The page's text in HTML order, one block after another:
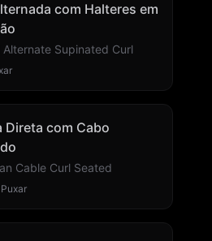
com Halteres em
Alternate Supinated Curl
Direta com Cabo
Cable Curl Seated